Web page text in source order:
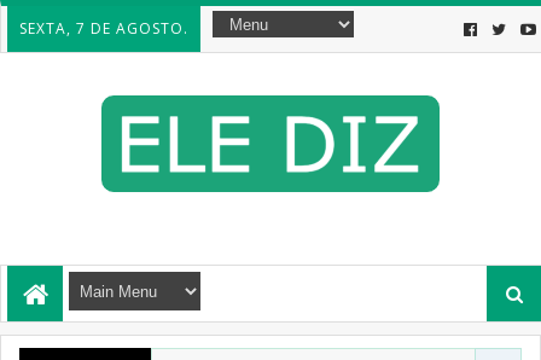
SEXTA, 7 DE AGOSTO.